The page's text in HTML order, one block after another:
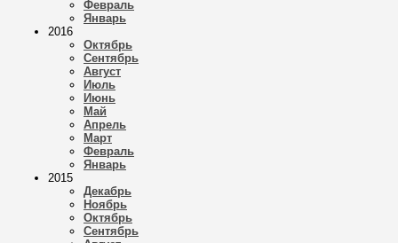
Февраль
Январь
2016
Октябрь
Сентябрь
Август
Июль
Июнь
Май
Апрель
Март
Февраль
Январь
2015
Декабрь
Ноябрь
Октябрь
Сентябрь